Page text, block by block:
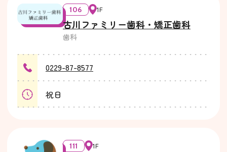
106 1F
古川ファミリー歯科・矯正歯科
歯科
0229-87-8577
祝日
111 1F